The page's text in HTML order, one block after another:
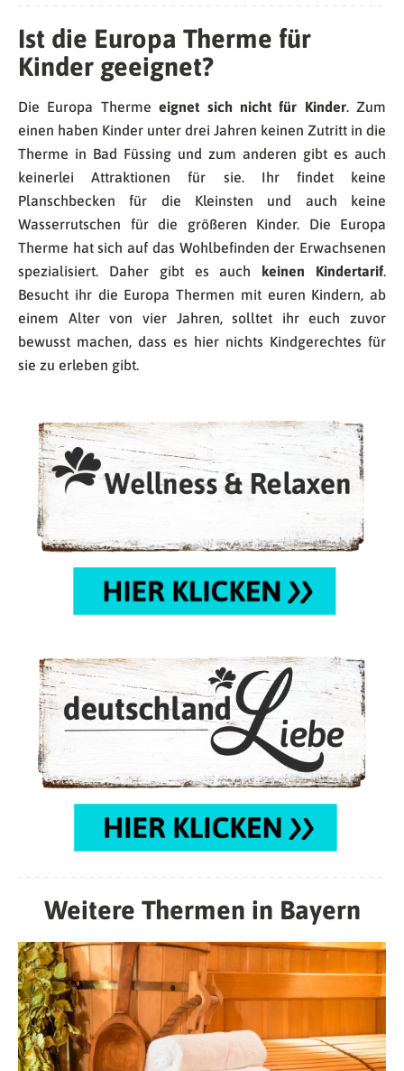
Ist die Europa Therme für
Kinder geeignet?
Die Europa Thermeeignet sich nicht für Kinder. Zum
einen haben Kinder unter drei Jahren keinen Zutritt in die
Therme in Bad Füssing und zum anderen gibt es auch
keinerlei Attraktionen für sie. Ihr findet keine
Planschbecken für die Kleinsten und auch keine
Wasserrutschen für die größeren Kinder. Die Europa
Therme hat sich auf das Wohlbefinden der Erwachsenen
spezialisiert. Daher gibt es auch keinen Kindertarif.
Besucht ihr die Europa Thermen mit euren Kindern, ab
einem Alter von vier Jahren, solltet ihr euch zuvor
bewusst machen, dass es hier nichts Kindgerechtes für
sie zu erleben gibt.
Weitere Thermen in Bayern